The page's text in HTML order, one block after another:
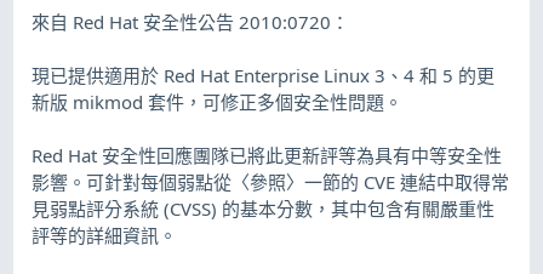
來自 Red Hat 安全性公告 2010:0720：
現已提供適用於 Red Hat Enterprise Linux 3、4 和 5 的更
新版 mikmod 套件，可修正多個安全性問題。
Red Hat 安全性回應團隊已將此更新評等為具有中等安全性
影響。可針對每個弱點從〈參照〉一節的 CVE 連結中取得常
見弱點評分系統 (CVSS) 的基本分數，其中包含有關嚴重性
評等的詳細資訊。